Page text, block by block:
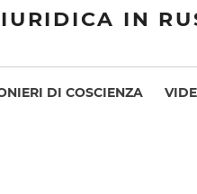
IN
DI COSCIENZA